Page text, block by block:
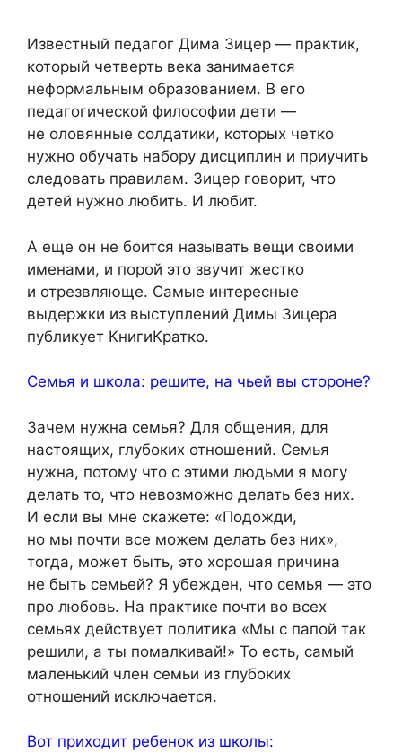
Известный педагог Дима Зицер — практик,
который четверть века занимается
неформальным образованием. В его
педагогической философии дети —
не оловянные солдатики, которых четко
нужно обучать набору дисциплин и приучить
следовать правилам. Зицер говорит, что
детей нужно любить. И любит.
А еще он не боится называть вещи своими
именами, и порой это звучит жестко
и отрезвляюще. Самые интересные
выдержки из выступлений Димы Зицера
публикует КнигиКратко.
Семья и школа: решите, на чьей вы стороне?
Зачем нужна семья? Для общения, для
настоящих, глубоких отношений. Семья
нужна, потому что с этими людьми я могу
делать то, что невозможно делать без них.
И если вы мне скажете: «Подожди,
но мы почти все можем делать без них»,
тогда, может быть, это хорошая причина
не быть семьей? Я убежден, что семья — это
про любовь. На практике почти во всех
семьях действует политика «Мы с папой так
решили, а ты помалкивай!» То есть, самый
маленький член семьи из глубоких
отношений исключается.
Вот приходит ребенок из школы: